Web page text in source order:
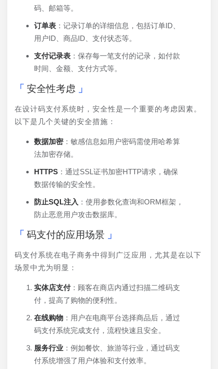
码、邮箱等。
订单表 ：记录订单的详细信息，包括订单ID、
用户ID、商品ID、支付状态等。
支付记录表 ：保存每一笔支付的记录，如付款
时间、金额、支付方式等。
安全性考虑
在设计码支付系统时，安全性是一个重要的考虑因素。
以下是几个关键的安全措施：
数据加密：敏感信息如用户密码需使用哈希算
法加密存储。
HTTPS ：通过SSL证书加密HTTP请求，确保
数据传输的安全性。
防止SQL注入 ：使用参数化查询和ORM框架，
防止恶意用户攻击数据库。
码支付的应用场景
码支付系统在电子商务中得到广泛应用，尤其是在以下
场景中尤为明显：
实体店支付：顾客在商店内通过扫描二维码支
付，提高了购物的便利性。
在线购物 ：用户在电商平台选择商品后，通过
码支付系统完成支付，流程快速且安全。
服务行业 ：例如餐饮、旅游等行业，通过码支
付系统增强了用户体验和支付效率。